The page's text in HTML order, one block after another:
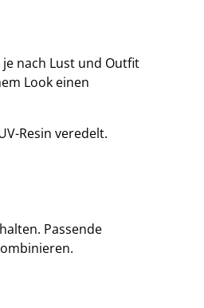
nach Lust und Outfit
Look einen
Resin veredelt.
Passende